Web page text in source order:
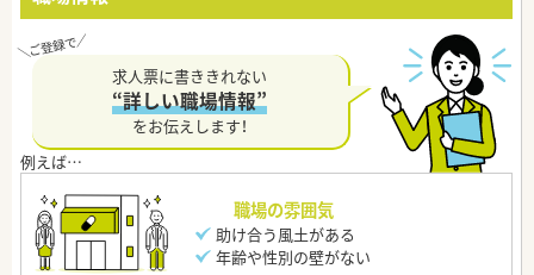
求人票に書ききれない
“詳しい職場情報”
をお伝えします！
職場の雰囲気
助け合う風土がある
年齢や性別の壁がない